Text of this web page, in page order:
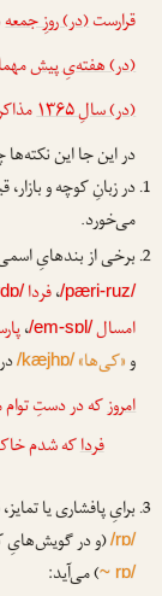
قرارست(در) روزِ جمعه
(در) هفته‌یِ پیش
(در) سالِ ۱۳۶۵
در این جا این
در زبانِ کوچه و
می‌خورد.
برخی از بندهایِ
/pæri-ruz/،فردا
امسال/em-sɒl/،
و«کی‌ها»/kæjhɒ/
امروزکه در دستِ
فرداکه شدم
برایِ پافشاری یا
/rɒ/(و در گویش‌هایِ
~ rɒ/) می‌آید: